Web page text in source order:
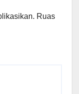
Ruas